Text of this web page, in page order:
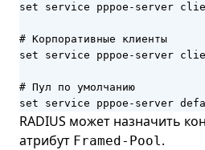
set service pppoe-server
# Корпоративные клиенты
set service pppoe-server
# Пул по умолчанию
set service pppoe-server
RADIUS может назначить
атрибут Framed-Pool.